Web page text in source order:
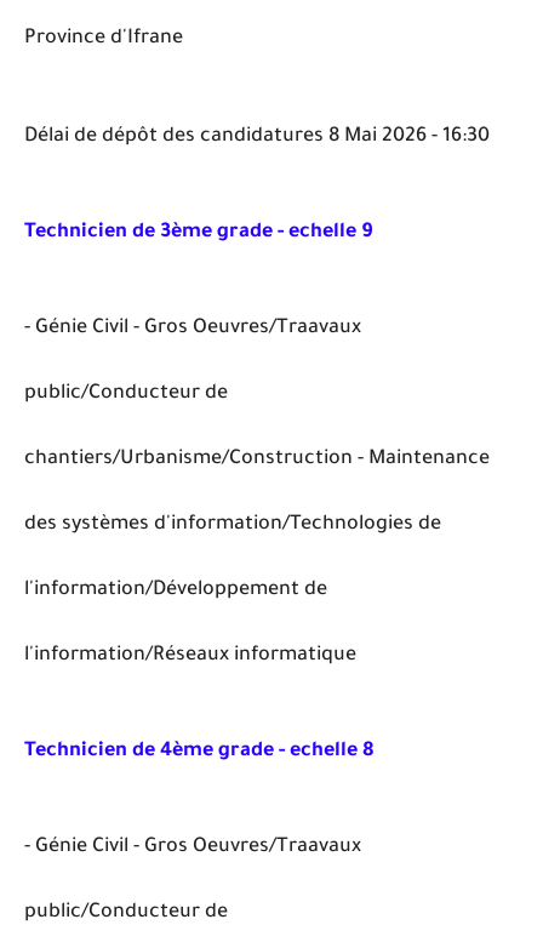
Province d'Ifrane
Délai de dépôt des candidatures 8 Mai 2026 - 16:30
Technicien de 3ème grade - echelle 9
- Génie Civil - Gros Oeuvres/Traavaux
public/Conducteur de
chantiers/Urbanisme/Construction - Maintenance
des systèmes d'information/Technologies de
l'information/Développement de
l'information/Réseaux informatique
Technicien de 4ème grade - echelle 8
- Génie Civil - Gros Oeuvres/Traavaux
public/Conducteur de